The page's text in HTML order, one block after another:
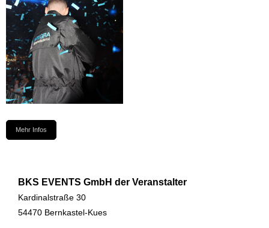
Mehr Infos
BKS EVENTS GmbH der Veranstalter
Kardinalstraße 30
54470 Bernkastel-Kues